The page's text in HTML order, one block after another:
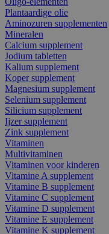
Plantaardige olie
Aminozuren supplementen
Mineralen
Calcium supplement
Jodium tabletten
Kalium supplement
Koper supplement
Magnesium supplement
Selenium supplement
Silicium supplement
Ijzer supplement
Zink supplement
Vitaminen
Multivitaminen
Vitaminen voor kinderen
Vitamine A supplement
Vitamine B supplement
Vitamine C supplement
Vitamine D supplement
Vitamine E supplement
Vitamine K supplement